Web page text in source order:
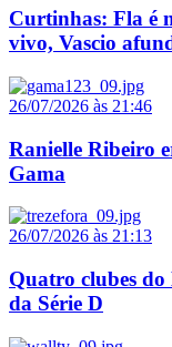
Curtinhas: Fla é
vivo, Vascio
26/07/2026 às 21:46
Ranielle Ribeiro
Gama
26/07/2026 às 21:13
Quatro clubes do
da Série D